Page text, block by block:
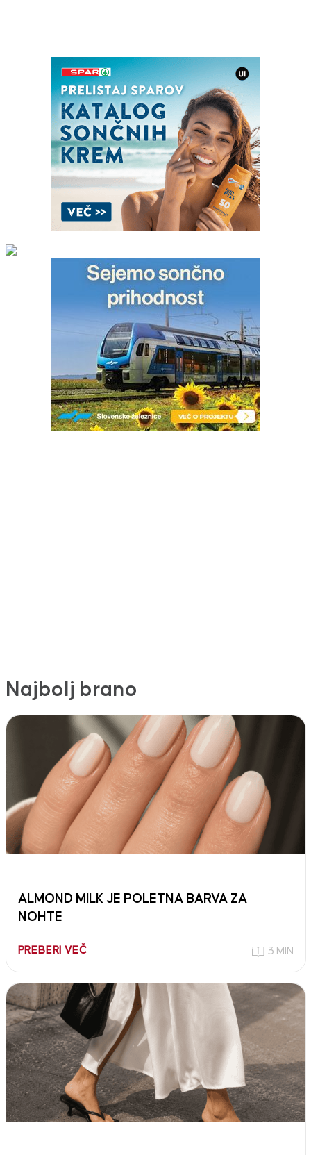
Najbolj brano
ALMOND MILK JE POLETNA BARVA ZA
NOHTE
PREBERI VEČ 3 MIN